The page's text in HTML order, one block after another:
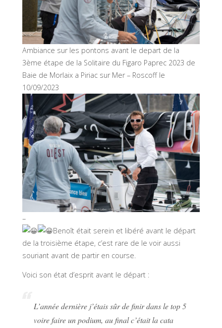
Ambiance sur les pontons avant le depart de la
3ème étape de la Solitaire du Figaro Paprec 2023 de
Baie de Morlaix a Piriac sur Mer – Roscoff le
10/09/2023
–
Benoît était serein et libéré avant le départ
de la troisième étape, c’est rare de le voir aussi
souriant avant de partir en course.
Voici son état d’esprit avant le départ :
L’année dernière j’étais sûr de finir dans le top 5
voire faire un podium, au final c’était la cata